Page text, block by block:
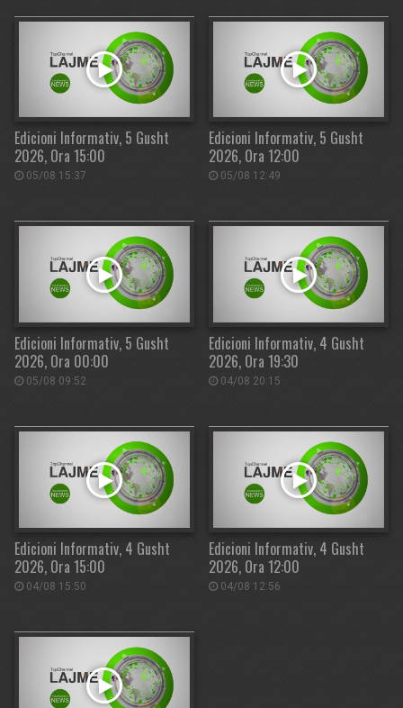
Edicioni Informativ, 5 Gusht
2026, Ora 15:00
05/08 15:37
Edicioni Informativ, 5 Gusht
2026, Ora 12:00
05/08 12:49
Edicioni Informativ, 5 Gusht
2026, Ora 00:00
05/08 09:52
Edicioni Informativ, 4 Gusht
2026, Ora 19:30
04/08 20:15
Edicioni Informativ, 4 Gusht
2026, Ora 15:00
04/08 15:50
Edicioni Informativ, 4 Gusht
2026, Ora 12:00
04/08 12:56